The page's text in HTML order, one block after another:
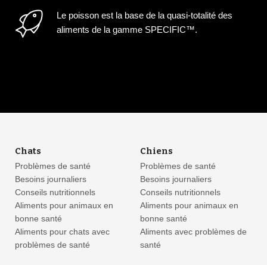
Le poisson est la base de la quasi-totalité des
aliments de la gamme SPECIFIC™.
Chats
Problèmes de santé
Besoins journaliers
Conseils nutritionnels
Aliments pour animaux en
bonne santé
Aliments pour chats avec
problèmes de santé
Chiens
Problèmes de santé
Besoins journaliers
Conseils nutritionnels
Aliments pour animaux en
bonne santé
Aliments avec problèmes de
santé